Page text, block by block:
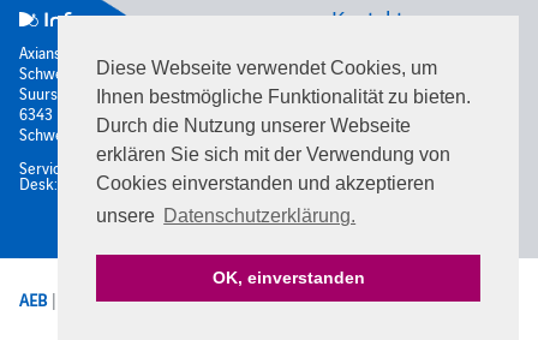
Diese Webseite verwendet Cookies, um
Ihnen bestmögliche Funktionalität zu bieten.
Durch die Nutzung unserer Webseite
erklären Sie sich mit der Verwendung von
Cookies einverstanden und akzeptieren
unsere Datenschutzerklärung.
OK, einverstanden
Axians Infoma
Schweiz AG
Suurstoffi 22
6343
Schweiz
Rütistrasse 28
8952Schlieren
Service
Desk:
0800 Axians (0800
294 267)
Kontakt
AEB | Datenschutz |Impressum